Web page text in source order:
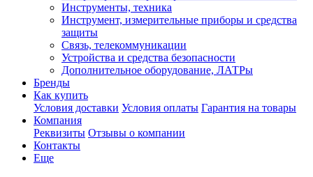
Инструменты, техника
Инструмент, измерительные приборы и средства
защиты
Связь, телекоммуникации
Устройства и средства безопасности
Дополнительное оборудование, ЛАТРы
Бренды
Как купить
Условия доставки Условия оплаты Гарантия на товары
Компания
Реквизиты Отзывы о компании
Контакты
Еще